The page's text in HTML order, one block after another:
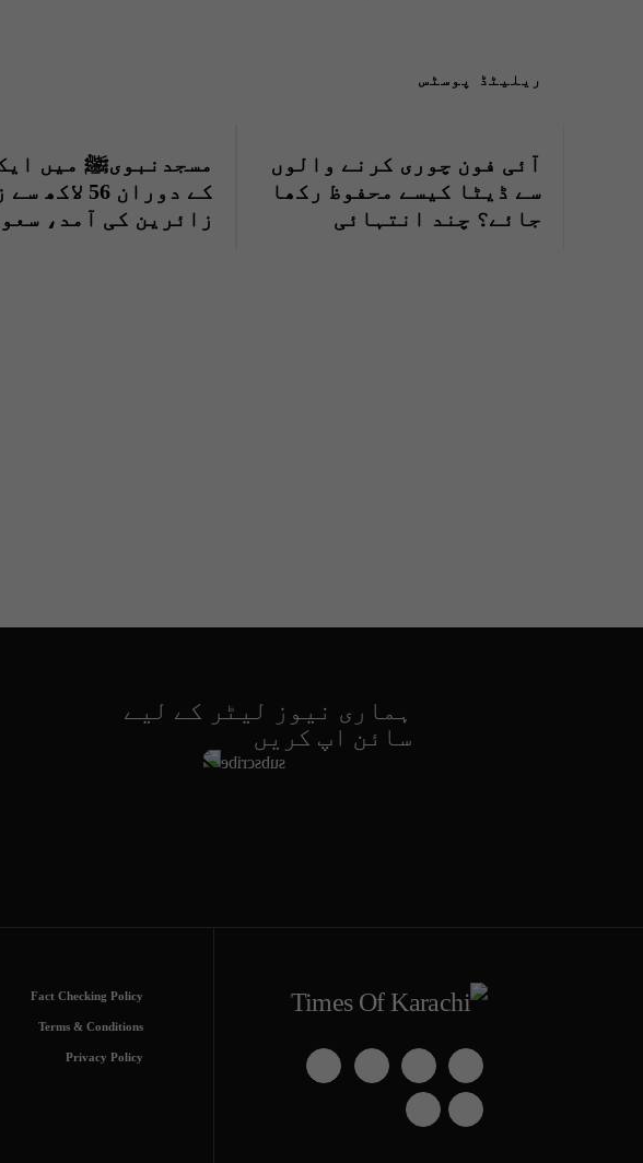
ریلیٹڈ پوسٹس
آئی فون چوری کرنے والوں
سے ڈیٹا کیسے محفوظ رکھا
جائے؟ چند انتہائی
مسجدنبویﷺ میں
کے دوران 56
زائرین کی آمد،
ہماری نیوز لیٹر کے لیے
سائن اپ کریں
Fact Checking Policy
Terms & Conditions
Privacy Policy